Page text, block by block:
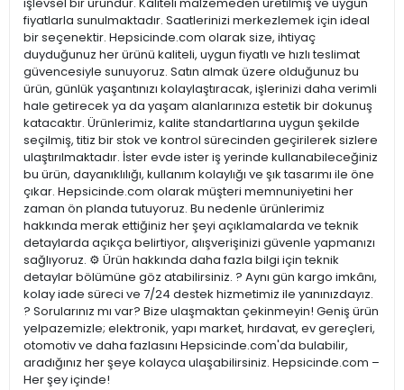
işlevsel bir üründür. Kaliteli malzemeden üretilmiş ve uygun
fiyatlarla sunulmaktadır. Saatlerinizi merkezlemek için ideal
bir seçenektir. Hepsicinde.com olarak size, ihtiyaç
duyduğunuz her ürünü kaliteli, uygun fiyatlı ve hızlı teslimat
güvencesiyle sunuyoruz. Satın almak üzere olduğunuz bu
ürün, günlük yaşantınızı kolaylaştıracak, işlerinizi daha verimli
hale getirecek ya da yaşam alanlarınıza estetik bir dokunuş
katacaktır. Ürünlerimiz, kalite standartlarına uygun şekilde
seçilmiş, titiz bir stok ve kontrol sürecinden geçirilerek sizlere
ulaştırılmaktadır. İster evde ister iş yerinde kullanabileceğiniz
bu ürün, dayanıklılığı, kullanım kolaylığı ve şık tasarımı ile öne
çıkar. Hepsicinde.com olarak müşteri memnuniyetini her
zaman ön planda tutuyoruz. Bu nedenle ürünlerimiz
hakkında merak ettiğiniz her şeyi açıklamalarda ve teknik
detaylarda açıkça belirtiyor, alışverişinizi güvenle yapmanızı
sağlıyoruz. ⚙️ Ürün hakkında daha fazla bilgi için teknik
detaylar bölümüne göz atabilirsiniz. ? Aynı gün kargo imkânı,
kolay iade süreci ve 7/24 destek hizmetimiz ile yanınızdayız.
? Sorularınız mı var? Bize ulaşmaktan çekinmeyin! Geniş ürün
yelpazemizle; elektronik, yapı market, hırdavat, ev gereçleri,
otomotiv ve daha fazlasını Hepsicinde.com'da bulabilir,
aradığınız her şeye kolayca ulaşabilirsiniz. Hepsicinde.com –
Her şey içinde!